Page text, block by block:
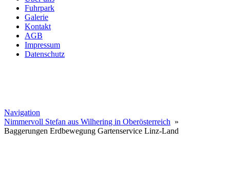
Fuhrpark
Galerie
Kontakt
AGB
Impressum
Datenschutz
Navigation
Nimmervoll Stefan aus Wilhering in Oberösterreich »
Baggerungen Erdbewegung Gartenservice Linz-Land